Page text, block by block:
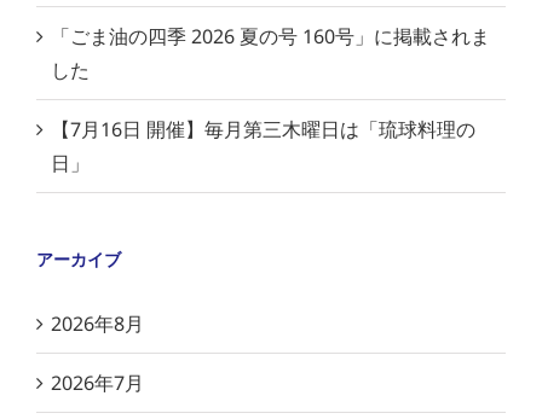
「ごま油の四季 2026 夏の号 160号」に掲載されま
した
【7月16日 開催】毎月第三木曜日は「琉球料理の
日」
アーカイブ
2026年8月
2026年7月